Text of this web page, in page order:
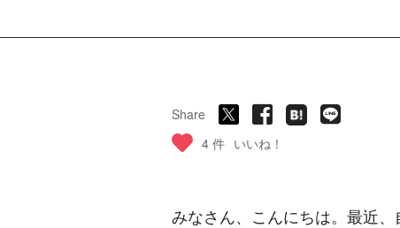
Share
4 件 いいね！
みなさん、こんにちは。最近